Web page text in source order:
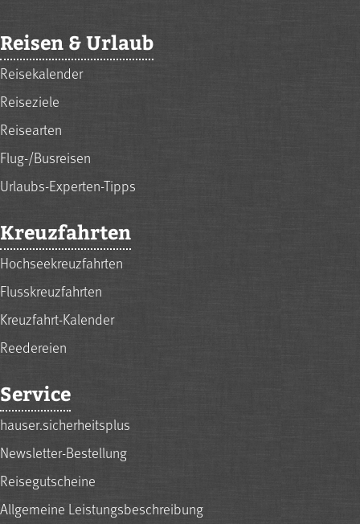
Reisen & Urlaub
Reisekalender
Reiseziele
Reisearten
Flug-/Busreisen
Urlaubs-Experten-Tipps
Kreuzfahrten
Hochseekreuzfahrten
Flusskreuzfahrten
Kreuzfahrt-Kalender
Reedereien
Service
hauser.sicherheitsplus
Newsletter-Bestellung
Reisegutscheine
Allgemeine Leistungsbeschreibung